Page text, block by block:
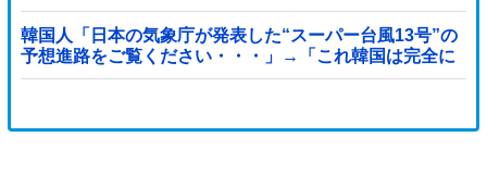
韓国人「日本の気象庁が発表した“スーパー台風13号”の
予想進路をご覧ください・・・」→「これ韓国は完全に
直撃なんだけど」「信じませんｗｗｗ」